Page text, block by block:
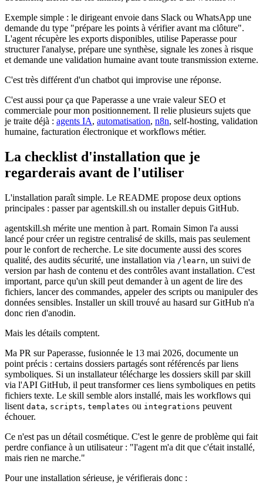
Exemple simple : le dirigeant envoie dans Slack ou WhatsApp une
demande du type "prépare les points à vérifier avant ma clôture".
L'agent récupère les exports disponibles, utilise Paperasse pour
structurer l'analyse, prépare une synthèse, signale les zones à risque
et demande une validation humaine avant toute transmission externe.
C'est très différent d'un chatbot qui improvise une réponse.
C'est aussi pour ça que Paperasse a une vraie valeur SEO et
commerciale pour mon positionnement. Il relie plusieurs sujets que
je traite déjà : agents IA, automatisation, n8n, self-hosting, validation
humaine, facturation électronique et workflows métier.
La checklist d'installation que je
regarderais avant de l'utiliser
L'installation paraît simple. Le README propose deux options
principales : passer par agentskill.sh ou installer depuis GitHub.
agentskill.sh mérite une mention à part. Romain Simon l'a aussi
lancé pour créer un registre centralisé de skills, mais pas seulement
pour le confort de recherche. Le site documente aussi des scores
qualité, des audits sécurité, une installation via /learn, un suivi de
version par hash de contenu et des contrôles avant installation. C'est
important, parce qu'un skill peut demander à un agent de lire des
fichiers, lancer des commandes, appeler des scripts ou manipuler des
données sensibles. Installer un skill trouvé au hasard sur GitHub n'a
donc rien d'anodin.
Mais les détails comptent.
Ma PR sur Paperasse, fusionnée le 13 mai 2026, documente un
point précis : certains dossiers partagés sont référencés par liens
symboliques. Si un installateur télécharge les dossiers skill par skill
via l'API GitHub, il peut transformer ces liens symboliques en petits
fichiers texte. Le skill semble alors installé, mais les workflows qui
lisent data, scripts, templates ou integrations peuvent
échouer.
Ce n'est pas un détail cosmétique. C'est le genre de problème qui fait
perdre confiance à un utilisateur : "l'agent m'a dit que c'était installé,
mais rien ne marche."
Pour une installation sérieuse, je vérifierais donc :